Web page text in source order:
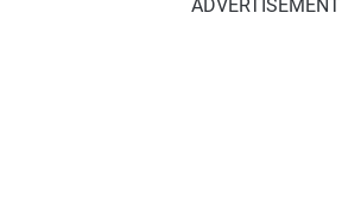
ADVERTISEMENT